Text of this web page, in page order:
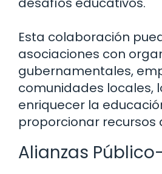
Esta colaboración
asociaciones con
gubernamentales,
comunidades locales,
enriquecer la
proporcionar recursos
Alianzas